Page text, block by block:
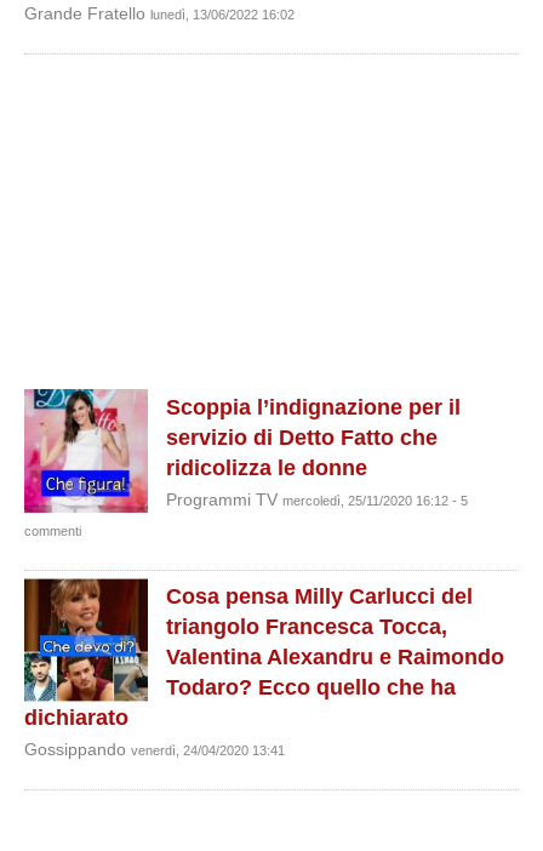
Grande Fratello lunedì, 13/06/2022 16:02
Scoppia l’indignazione per il
servizio di Detto Fatto che
ridicolizza le donne
Programmi TV mercoledì, 25/11/2020 16:12 - 5
commenti
Cosa pensa Milly Carlucci del
triangolo Francesca Tocca,
Valentina Alexandru e Raimondo
Todaro? Ecco quello che ha
dichiarato
Gossippando venerdì, 24/04/2020 13:41